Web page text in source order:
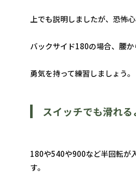
上でも説明しましたが、恐怖
バックサイド180の場合、腰
勇気を持って練習しましょう。
スイッチでも滑れる
180や540や900など半回転が
す。